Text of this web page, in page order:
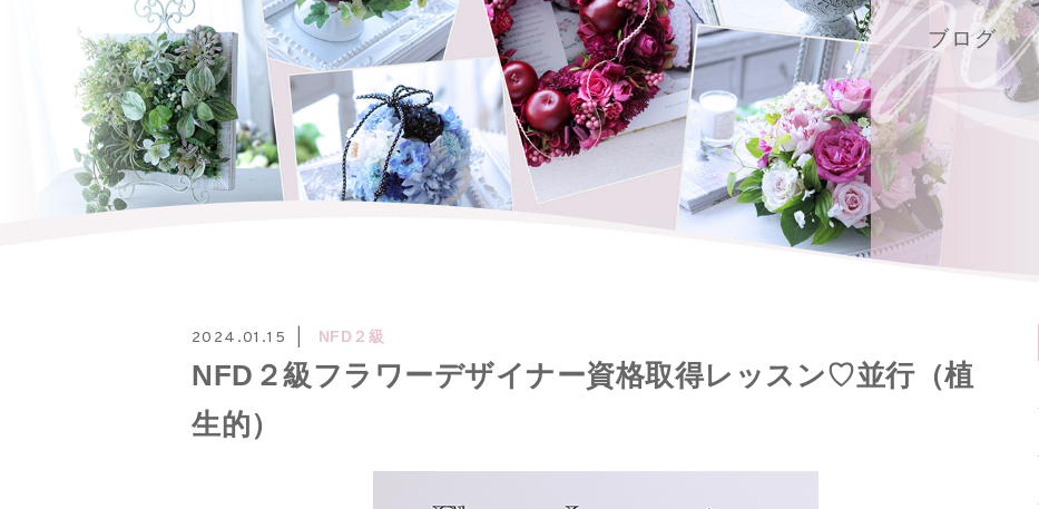
ブログ
2024.01.15 NFD２級
NFD２級フラワーデザイナー資格取得レッスン♡並行（植
生的）